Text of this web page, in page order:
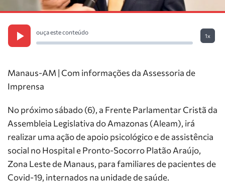
ouça este conteúdo
1x
Manaus-AM | Com informações da Assessoria de
Imprensa
No próximo sábado (6), a Frente Parlamentar Cristã da
Assembleia Legislativa do Amazonas (Aleam), irá
realizar uma ação de apoio psicológico e de assistência
social no Hospital e Pronto-Socorro Platão Araújo,
Zona Leste de Manaus, para familiares de pacientes de
Covid-19, internados na unidade de saúde.